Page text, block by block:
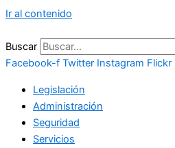
Ir al contenido
Buscar
Facebook-f Twitter Instagram Flickr
Legislación
Administración
Seguridad
Servicios